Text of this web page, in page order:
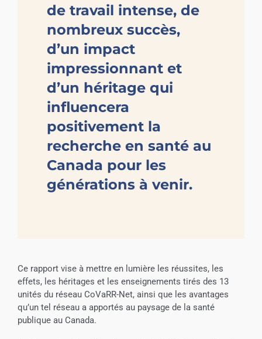
de travail intense, de
nombreux succès,
d’un impact
impressionnant et
d’un héritage qui
influencera
positivement la
recherche en santé au
Canada pour les
générations à venir.
Ce rapport vise à mettre en lumière les réussites, les
effets, les héritages et les enseignements tirés des 13
unités du réseau CoVaRR-Net, ainsi que les avantages
qu’un tel réseau a apportés au paysage de la santé
publique au Canada.